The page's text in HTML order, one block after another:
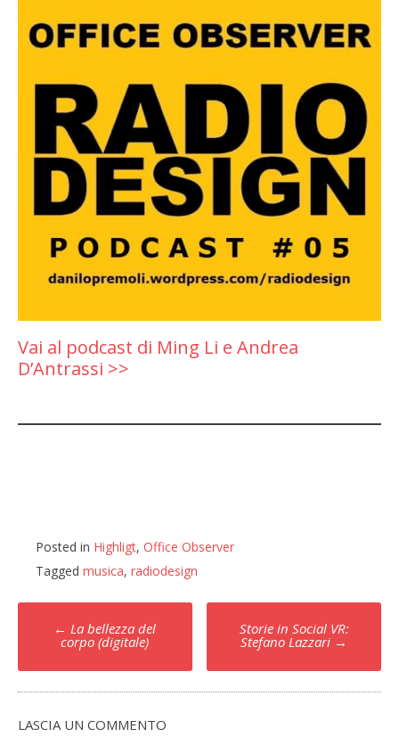
Vai al podcast di Ming Li e Andrea
D’Antrassi >>
Posted in Highligt, Office Observer
Tagged musica, radiodesign
Post
navigation
← La bellezza del
corpo (digitale)
Storie in Social VR:
Stefano Lazzari →
LASCIA UN COMMENTO